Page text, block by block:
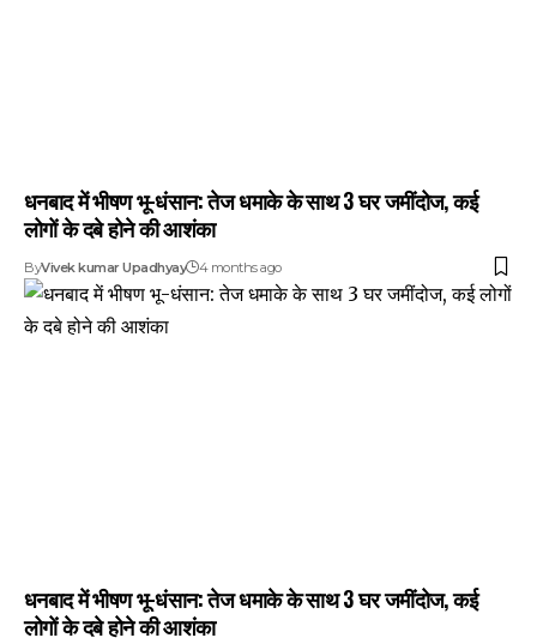
धनबाद में भीषण भू-धंसान: तेज धमाके के साथ 3 घर जमींदोज, कई
लोगों के दबे होने की आशंका
ByVivek kumar Upadhyay 4 months ago
धनबाद में भीषण भू-धंसान: तेज धमाके के साथ 3 घर जमींदोज, कई
लोगों के दबे होने की आशंका